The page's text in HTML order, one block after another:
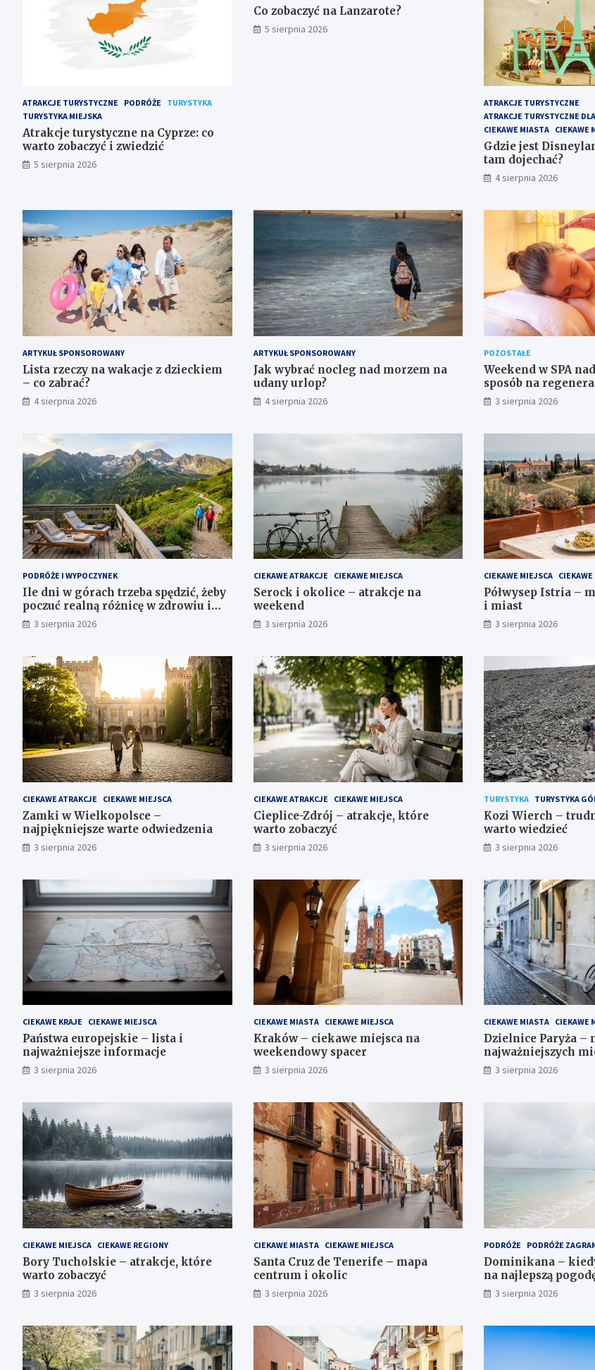
ATRAKCJE TURYSTYCZNE PODRÓŻE
TURYSTYKA
TURYSTYKA MIEJSKA
Atrakcje turystyczne na Cyprze: co
warto zobaczyć i zwiedzić
5 sierpnia 2026
Co zobaczyć na Lanzarote?
5 sierpnia 2026
ATRAKCJE TURYSTYCZNE
ATRAKCJE TURYSTYCZNE
CIEKAWE MIASTA CIEKAWE
Gdzie jest
tam dojechać?
4 sierpnia 2026
ARTYKUŁ SPONSOROWANY
Lista rzeczy na wakacje z dzieckiem
– co zabrać?
4 sierpnia 2026
ARTYKUŁ SPONSOROWANY
Jak wybrać nocleg nad morzem na
udany urlop?
4 sierpnia 2026
POZOSTAŁE
Weekend w SPA
sposób na
w wyjątkowym
3 sierpnia 2026
PODRÓŻE I WYPOCZYNEK
Ile dni w górach trzeba spędzić, żeby
poczuć realną różnicę w zdrowiu i
samopoczuciu?
3 sierpnia 2026
CIEKAWE ATRAKCJE CIEKAWE MIEJSCA
Serock i okolice – atrakcje na
weekend
3 sierpnia 2026
CIEKAWE MIEJSCA
Półwysep Istria –
i miast
3 sierpnia 2026
CIEKAWE ATRAKCJE CIEKAWE MIEJSCA
Zamki w Wielkopolsce –
najpiękniejsze warte odwiedzenia
3 sierpnia 2026
CIEKAWE ATRAKCJE CIEKAWE MIEJSCA
Cieplice-Zdrój – atrakcje, które
warto zobaczyć
3 sierpnia 2026
TURYSTYKA TURYSTYKA
Kozi Wierch –
warto wiedzieć
3 sierpnia 2026
CIEKAWE KRAJE CIEKAWE MIEJSCA
Państwa europejskie – lista i
najważniejsze informacje
3 sierpnia 2026
CIEKAWE MIASTA CIEKAWE MIEJSCA
Kraków – ciekawe miejsca na
weekendowy spacer
3 sierpnia 2026
CIEKAWE MIASTA CIEKAWE
Dzielnice Paryża –
najważniejszych
3 sierpnia 2026
CIEKAWE MIEJSCA CIEKAWE REGIONY
Bory Tucholskie – atrakcje, które
warto zobaczyć
3 sierpnia 2026
CIEKAWE MIASTA CIEKAWE MIEJSCA
Santa Cruz de Tenerife – mapa
centrum i okolic
3 sierpnia 2026
PODRÓŻE PODRÓŻE
Dominikana –
na najlepszą
3 sierpnia 2026